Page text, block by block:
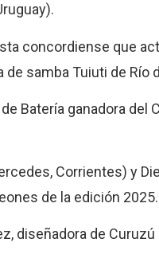
concordiense que
de samba Tuiuti de Río
Batería ganadora del
Corrientes) y
de la edición 2025.
diseñadora de Curuzú